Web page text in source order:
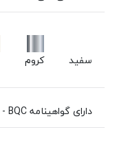
سفید
کروم
دارای گواهینامه iso 9001 - BQC متریال : واشر های سیلیکونی | ABS | PP